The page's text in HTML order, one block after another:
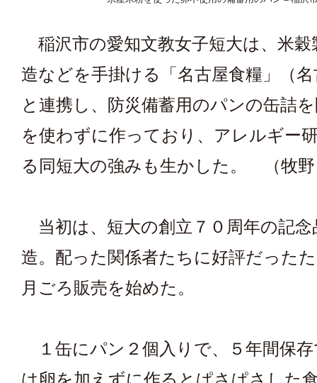
稲沢市の愛知文教女子短大は、米穀
造などを手掛ける「名古屋食糧」（
と連携し、防災備蓄用のパンの缶詰
を使わずに作っており、アレルギー
る同短大の強みも生かした。 （牧野
当初は、短大の創立７０周年の記念
造。配った関係者たちに好評だった
月ごろ販売を始めた。
１缶にパン２個入りで、５年間保
は卵を加えずに作るとぱさぱさした